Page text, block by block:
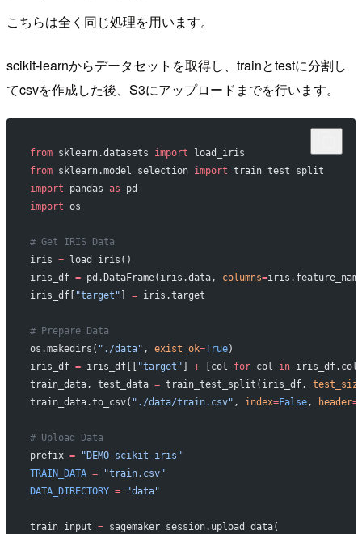
こちらは全く同じ処理を用います。
scikit-learnからデータセットを取得し、trainとtestに分割し
てcsvを作成した後、S3にアップロードまでを行います。
from sklearn.datasets import load_iris
from sklearn.model_selection import train_test_split
import pandas as pd
import os
# Get IRIS Data
iris = load_iris()
iris_df = pd.DataFrame(iris.data, columns=
iris_df[
"target" = iris.target
# Prepare Data
os.makedirs( "./data" , exist_ok=True)
iris_df = iris_df[[ "target" + [col for col in
train_data, test_data = train_test_split(iris_df,
train_data.to_csv( "./data/train.csv" , index=False, header=
# Upload Data
prefix = "DEMO-scikit-iris"
TRAIN_DATA = "train.csv"
DATA_DIRECTORY = "data"
train_input = sagemaker_session.upload_data(